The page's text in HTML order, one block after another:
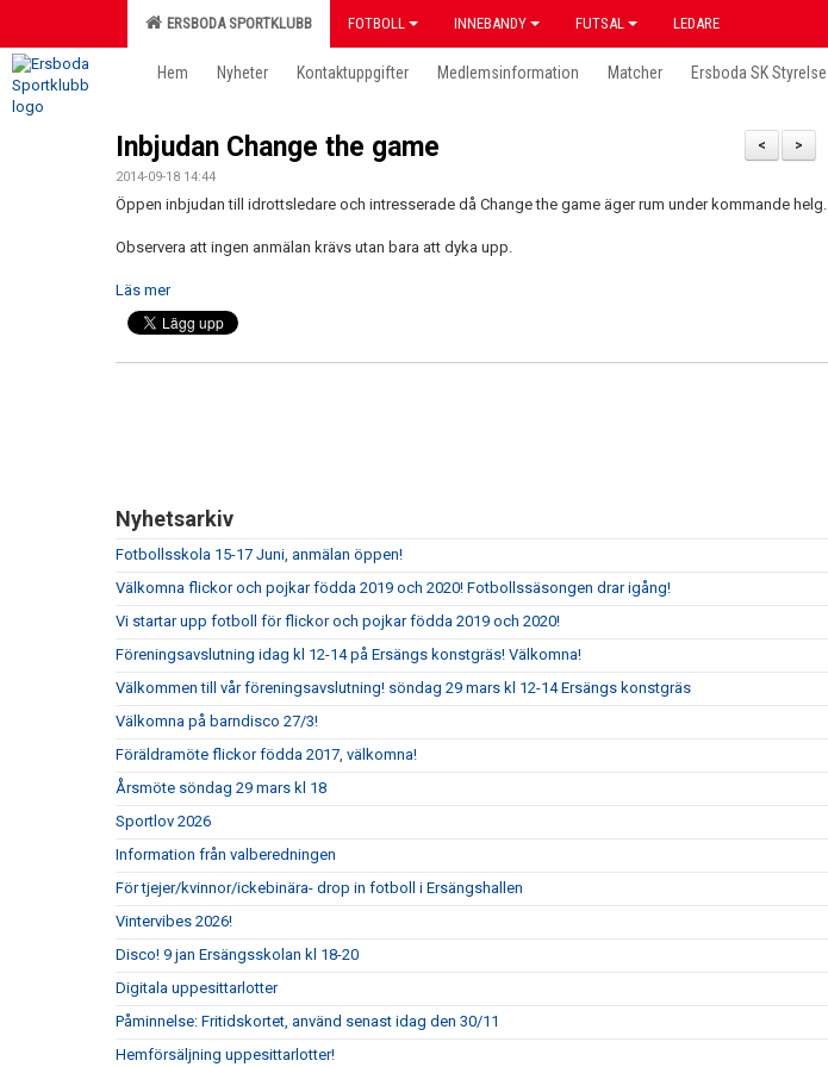
ERSBODA SPORTKLUBB FOTBOLL INNEBANDY FUTSAL LEDARE
Hem Nyheter Kontaktuppgifter Medlemsinformation Matcher Ersboda SK Styrelse
>
<
Inbjudan Change the game
2014-09-18 14:44
Öppen inbjudan till idrottsledare och intresserade då Change the game äger rum under kommande helg.
Observera att ingen anmälan krävs utan bara att dyka upp.
Läs mer
Nyhetsarkiv
Fotbollsskola 15-17 Juni, anmälan öppen!
Välkomna flickor och pojkar födda 2019 och 2020! Fotbollssäsongen drar igång!
Vi startar upp fotboll för flickor och pojkar födda 2019 och 2020!
Föreningsavslutning idag kl 12-14 på Ersängs konstgräs! Välkomna!
Välkommen till vår föreningsavslutning! söndag 29 mars kl 12-14 Ersängs konstgräs
Välkomna på barndisco 27/3!
Föräldramöte flickor födda 2017, välkomna!
Årsmöte söndag 29 mars kl 18
Sportlov 2026
Information från valberedningen
För tjejer/kvinnor/ickebinära- drop in fotboll i Ersängshallen
Vintervibes 2026!
Disco! 9 jan Ersängsskolan kl 18-20
Digitala uppesittarlotter
Påminnelse: Fritidskortet, använd senast idag den 30/11
Hemförsäljning uppesittarlotter!